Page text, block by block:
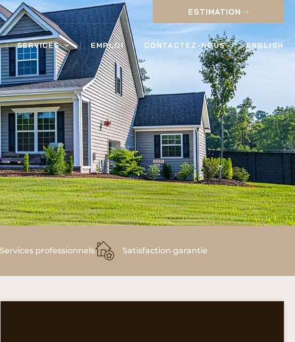
ESTIMATION
SERVICES EMPLOI CONTACTEZ-NOUS ENGLISH
Services professionnels Satisfaction garantie